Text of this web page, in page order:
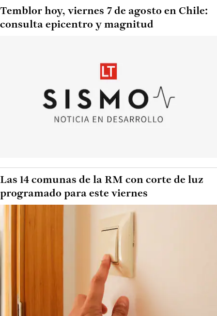
Temblor hoy, viernes 7 de agosto en Chile:
consulta epicentro y magnitud
Las 14 comunas de la RM con corte de luz
programado para este viernes